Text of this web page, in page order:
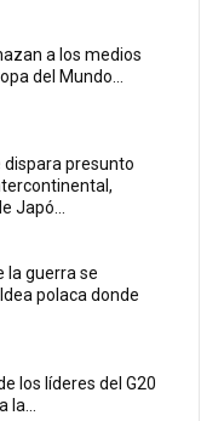
a los medios
del Mundo...
dispara presunto
Japó...
la guerra se
polaca donde
los líderes del G20